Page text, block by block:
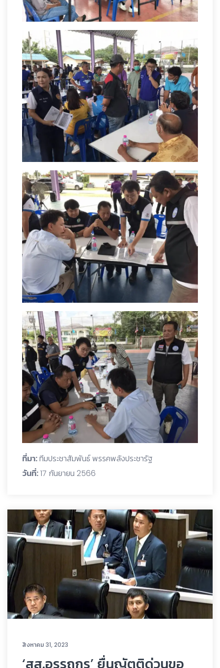
ที่มา:ทีมประชาสัมพันธ์ พรรคพลังประชารัฐ
วันที่:17 กันยายน 2566
สิงหาคม 31, 2023
‘สส.อรรถกร’ ยื่นญัตติด่วนขอ